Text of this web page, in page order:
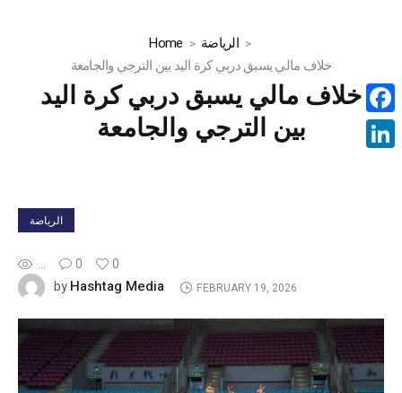
Home
الرياضة
خلاف مالي يسبق دربي كرة اليد بين الترجي والجامعة
خلاف مالي يسبق دربي كرة اليد
بين الترجي والجامعة
الرياضة
... 0
0
byHashtag Media FEBRUARY 19, 2026